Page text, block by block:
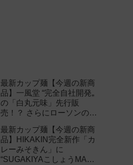
最新カップ麺【今週の新商
品】一風堂 “完全自社開発„
の「白丸元味」先行販
売！？ さらにローソンの激
新作まとめ！
最新カップ麺【今週の新商
品】HIKAKIN完全新作「カ
レーみそきん」に
“SUGAKIYAこしょうMAX„